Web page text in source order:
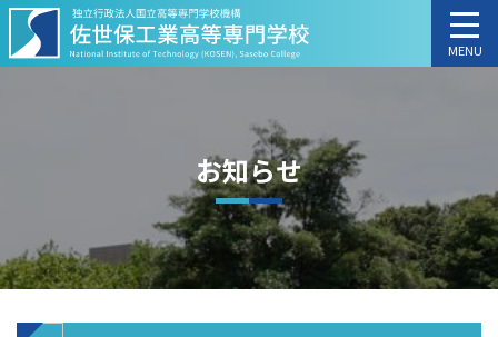
MENU
お知らせ